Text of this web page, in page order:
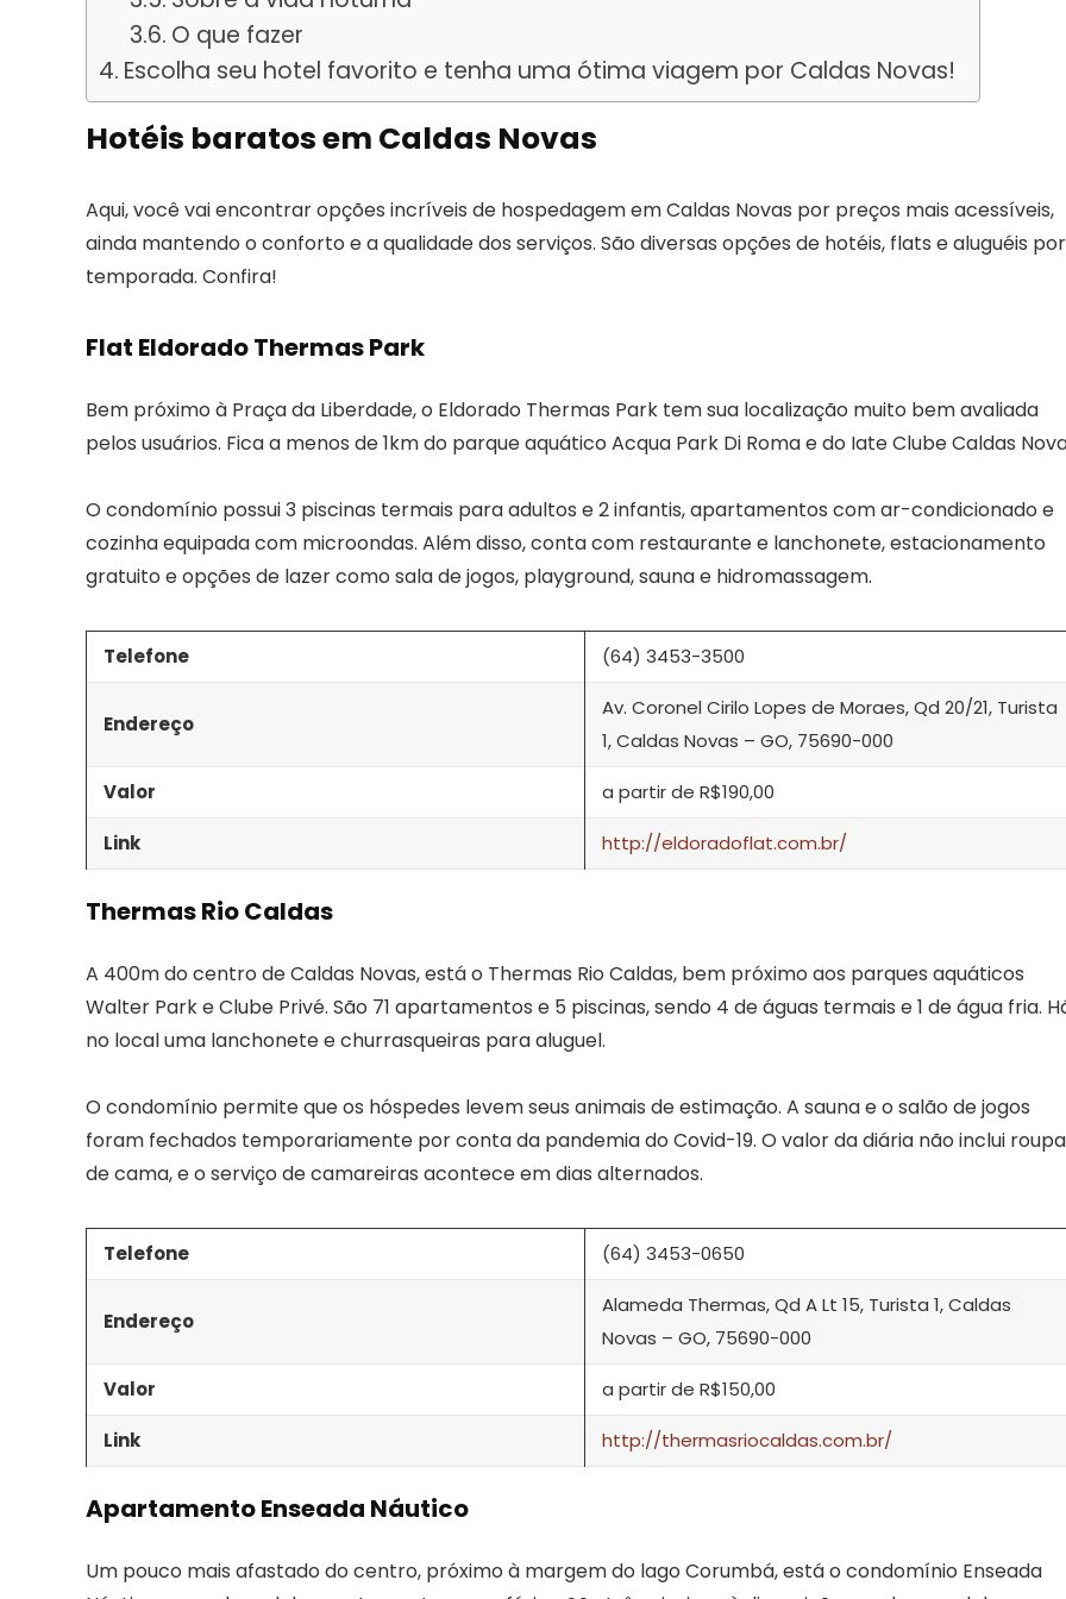
O que fazer
Escolha seu hotel favorito e tenha uma ótima viagem por Caldas Novas!
Hotéis baratos em Caldas Novas
Aqui, você vai encontrar opções incríveis de hospedagem em Caldas Novas por preços mais acessíveis,
ainda mantendo o conforto e a qualidade dos serviços. São diversas opções de hotéis, flats e aluguéis por
temporada. Confira!
Flat Eldorado Thermas Park
Bem próximo à Praça da Liberdade, o Eldorado Thermas Park tem sua localização muito bem avaliada
pelos usuários. Fica a menos de 1km do parque aquático Acqua Park Di Roma e do Iate Clube Caldas
O condomínio possui 3 piscinas termais para adultos e 2 infantis, apartamentos com ar-condicionado e
cozinha equipada com microondas. Além disso, conta com restaurante e lanchonete, estacionamento
gratuito e opções de lazer como sala de jogos, playground, sauna e hidromassagem.
Telefone (64) 3453-3500
Endereço
Av. Coronel Cirilo Lopes de Moraes, Qd 20/21, Turista
1, Caldas Novas – GO, 75690-000
Valor a partir de R$190,00
Link http://eldoradoflat.com.br/
Thermas Rio Caldas
A 400m do centro de Caldas Novas, está o Thermas Rio Caldas, bem próximo aos parques aquáticos
Walter Park e Clube Privé. São 71 apartamentos e 5 piscinas, sendo 4 de águas termais e 1 de água fria.
no local uma lanchonete e churrasqueiras para aluguel.
O condomínio permite que os hóspedes levem seus animais de estimação. A sauna e o salão de jogos
foram fechados temporariamente por conta da pandemia do Covid-19. O valor da diária não inclui
de cama, e o serviço de camareiras acontece em dias alternados.
Telefone (64) 3453-0650
Endereço
Alameda Thermas, Qd A Lt 15, Turista 1, Caldas
Novas – GO, 75690-000
Valor a partir de R$150,00
Link http://thermasriocaldas.com.br/
Apartamento Enseada Náutico
Um pouco mais afastado do centro, próximo à margem do lago Corumbá, está o condomínio Enseada